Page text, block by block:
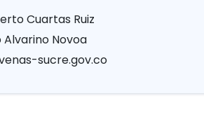
Cuartas Ruiz
Novoa
sucre.gov.co